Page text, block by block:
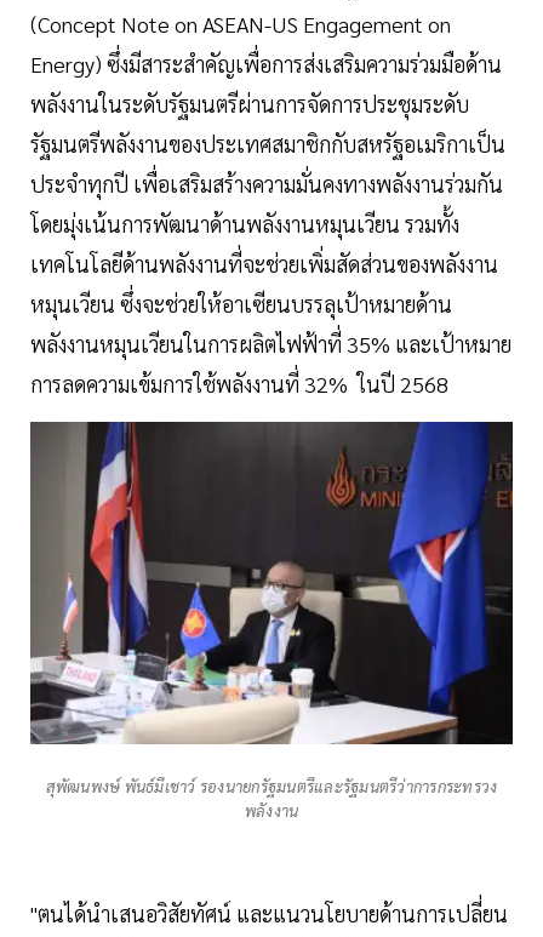
(Concept Note on ASEAN-US Engagement on
Energy) ซึ่งมีสาระสำคัญเพื่อการส่งเสริมความร่วมมือด้าน
พลังงานในระดับรัฐมนตรีผ่านการจัดการประชุมระดับ
รัฐมนตรีพลังงานของประเทศสมาชิกกับสหรัฐอเมริกาเป็น
ประจำทุกปี เพื่อเสริมสร้างความมั่นคงทางพลังงานร่วมกัน
โดยมุ่งเน้นการพัฒนาด้านพลังงานหมุนเวียน รวมทั้ง
เทคโนโลยีด้านพลังงานที่จะช่วยเพิ่มสัดส่วนของพลังงาน
หมุนเวียน ซึ่งจะช่วยให้อาเซียนบรรลุเป้าหมายด้าน
พลังงานหมุนเวียนในการผลิตไฟฟ้าที่ 35% และเป้าหมาย
การลดความเข้มการใช้พลังงานที่ 32% ในปี 2568
สุพัฒนพงษ์ พันธ์มีเชาว์ รองนายกรัฐมนตรีและรัฐมนตรีว่าการกระทรวง
พลังงาน
"ตนได้นำเสนอวิสัยทัศน์ และแนวนโยบายด้านการเปลี่ยน